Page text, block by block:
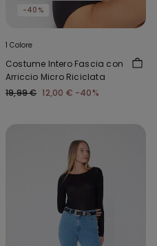
-40%
1 Colore
Costume Intero Fascia con
Arriccio Micro Riciclata
19,99 € 12,00 € -40%